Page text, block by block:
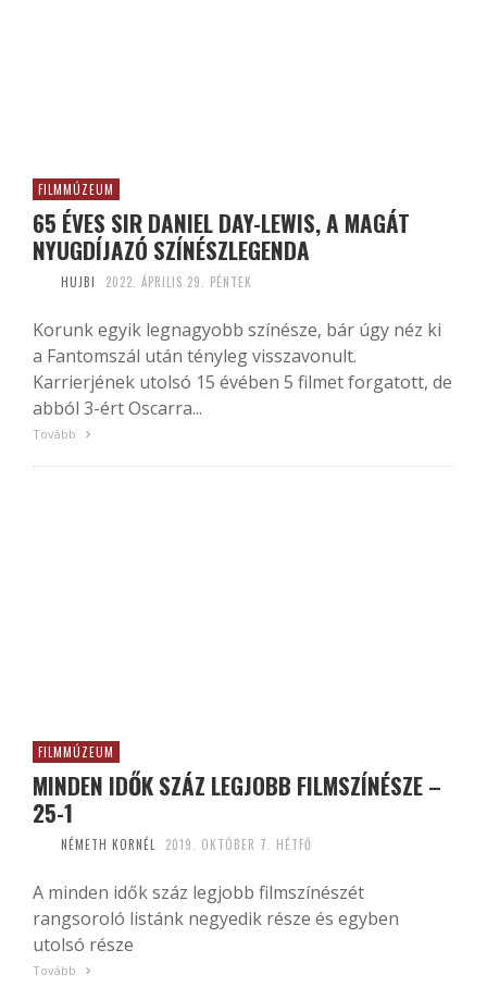
FILMMÚZEUM
65 ÉVES SIR DANIEL DAY-LEWIS, A MAGÁT
NYUGDÍJAZÓ SZÍNÉSZLEGENDA
HUJBI 2022. ÁPRILIS 29. PÉNTEK
Korunk egyik legnagyobb színésze, bár úgy néz ki
a Fantomszál után tényleg visszavonult.
Karrierjének utolsó 15 évében 5 filmet forgatott, de
abból 3-ért Oscarra...
Tovább
FILMMÚZEUM
MINDEN IDŐK SZÁZ LEGJOBB FILMSZÍNÉSZE –
25-1
NÉMETH KORNÉL 2019. OKTÓBER 7. HÉTFŐ
A minden idők száz legjobb filmszínészét
rangsoroló listánk negyedik része és egyben
utolsó része
Tovább